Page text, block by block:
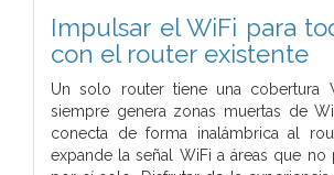
Impulsar el WiFi para
con el router existente
Un solo router tiene una cobertura
siempre genera zonas muertas de
conecta de forma inalámbrica al
expande la señal WiFi a áreas que no